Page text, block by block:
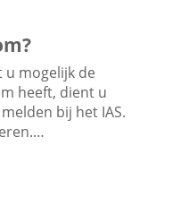
u mogelijk de
heeft, dient u
bij het IAS.